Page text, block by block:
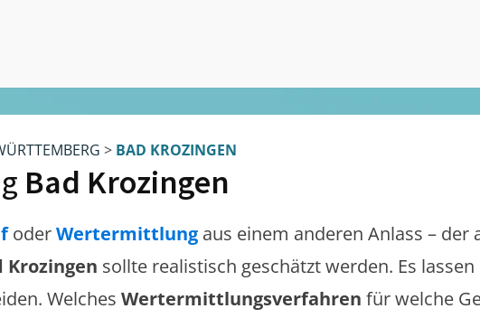
> BAD KROZINGEN
Bad Krozingen
oderWertermittlung aus einem anderen Anlass – der
Krozingen sollte realistisch geschätzt werden. Es
Welches Wertermittlungsverfahren für welche